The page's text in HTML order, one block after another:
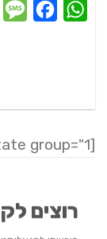
WhatsApp
[adrotate group="1"]
רוצים